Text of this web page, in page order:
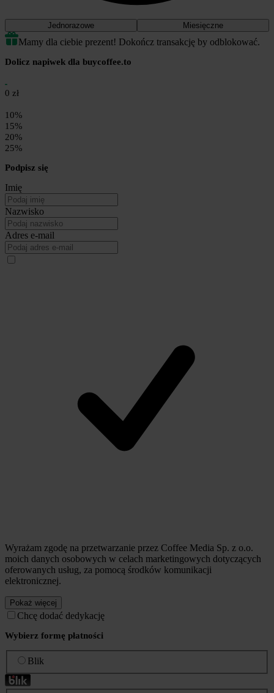
Jednorazowe Miesięczne
Mamy dla ciebie prezent! Dokończ transakcję by odblokować.
Dolicz napiwek dla buycoffee.to
0 zł
10%
15%
20%
25%
Podpisz się
Imię
Nazwisko
Adres e-mail
Wyrażam zgodę na przetwarzanie przez Coffee Media Sp. z o.o.
moich danych osobowych w celach marketingowych dotyczących
oferowanych usług, za pomocą środków komunikacji
elektronicznej.
Pokaż więcej
Chcę dodać dedykację
Wybierz formę płatności
Blik